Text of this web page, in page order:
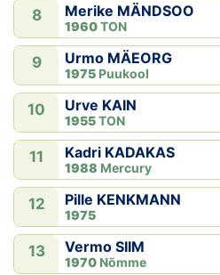
8 Merike MÄNDSOO
1960TON
9 Urmo MÄEORG
1975 Puukool
10 Urve KAIN
1955TON
11 Kadri KADAKAS
1988 Mercury
12 Pille KENKMANN
1975
13 Vermo SIIM
1970 Nõmme